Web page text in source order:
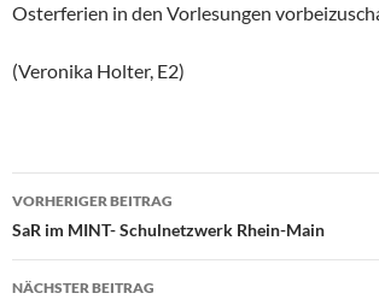
Osterferien in den Vorlesungen
(Veronika Holter, E2)
Beitragsnavigation
VORHERIGER BEITRAG
SaR im MINT- Schulnetzwerk Rhein-Main
NÄCHSTER BEITRAG